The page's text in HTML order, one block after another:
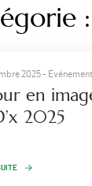
:
2025- Evénement
en
2025